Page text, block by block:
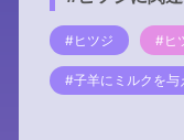
#ヒツジ #ヒ
#子羊にミルクを与